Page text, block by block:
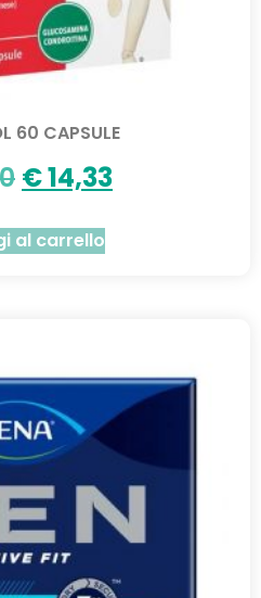
60 CAPSULE
€14,33
al carrello